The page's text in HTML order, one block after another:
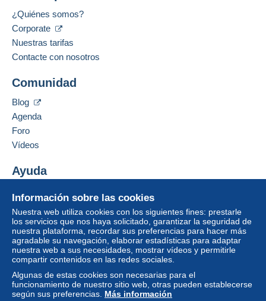
Información sobre las cookies
Nuestra web utiliza cookies con los siguientes fines: prestarle
los servicios que nos haya solicitado, garantizar la seguridad de
nuestra plataforma, recordar sus preferencias para hacer más
agradable su navegación, elaborar estadísticas para adaptar
nuestra web a sus necesidades, mostrar vídeos y permitirle
compartir contenidos en las redes sociales.
Algunas de estas cookies son necesarias para el
funcionamiento de nuestro sitio web, otras pueden establecerse
según sus preferencias. Más información
¿Quiénes somos?
Corporate
Nuestras tarifas
Contacte con nosotros
Comunidad
Blog
Agenda
Foro
Vídeos
Ayuda
Comprar en Delcampe
Vender en Delcampe
Una página securizada